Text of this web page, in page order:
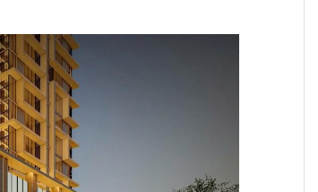
hại trong vụ án buôn